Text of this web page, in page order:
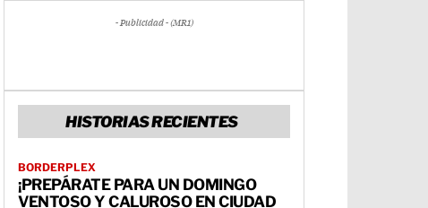
- Publicidad - (MR1)
HISTORIAS RECIENTES
BORDERPLEX
¡PREPÁRATE PARA UN DOMINGO
VENTOSO Y CALUROSO EN CIUDAD